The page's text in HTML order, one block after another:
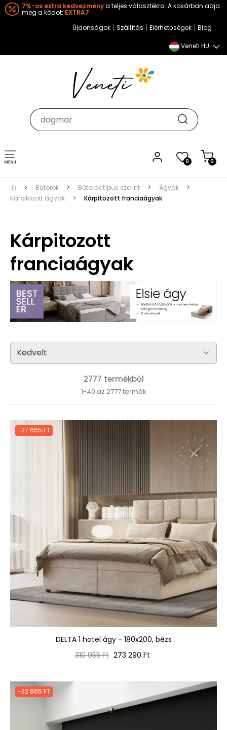
7%-os extra kedvezménya teljes választékra. A kosárban adja
meg a kódot: EXTRA7
Újdonságok | Szállítás | Elérhetőségek | Blog
Veneti HU
0 0
Toggle
navigation
Bútorok Bútorok típus szerint
Ágyak
Kárpitozott ágyak
Kárpitozott franciaágyak
Kárpitozott
franciaágyak
2777 termékből
1-40 az 2777 termék
-37 665 FT
DELTA 1 hotel ágy - 180x200, bézs
Normál
310 955 Ft Ár
273 290 Ft
-32 865 FT